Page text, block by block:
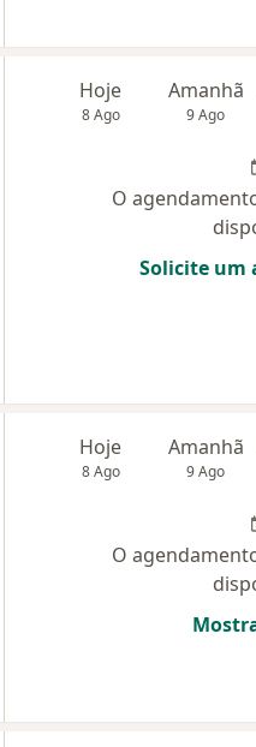
Hoje
8 Ago
Amanhã
9 Ago
O
Solicite um
Hoje
8 Ago
Amanhã
9 Ago
O